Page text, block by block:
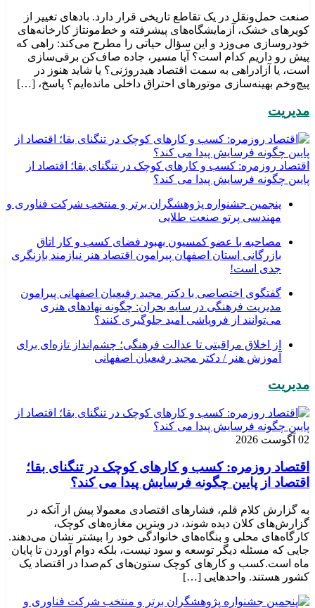
صنعت حمل‌ونقل در یک تقاطع تاریخی قرار دارد. بادهای تغییر از
کویرهای خشک، آزمایشگاه‌های پیشرفته و خط‌مونتاژ کارخانه‌های
خودروسازی می‌وزد و این سؤال حیاتی را مطرح می‌کند: راهی که
پیش رو داریم کدام است؟ آیا مسیر، جاده صاف‌کن برقی‌سازی
است، یا آزادراهی به سمت اقتصاد هیدروژنی؟ یا شاید هنوز در
پیچ‌وخم بهینه‌سازی موتورهای احتراق داخلی مانده‌ایم؟ پاسخ، […]
مدیریت
اقتصاد روزمره: کسب‌ و کارهای کوچک در تنگنای بقا؛ اقتصاد از
پایین چگونه فرسایش پیدا می کند؟
پنجمین جشنواره پژوهشگران برتر و منتخب شرکت فناوری و
مهندسی پرتو صنعت طلایی
مصاحبه با عضو کمسیون بهبود فضای کسب و کار اتاق
بازرگانی استان اصفهان پیرامون اقتصاد هنر نیازمند بازنگری
جدی است!
گفتگوی اختصاصی با دکتر مجید رفیعیان اصفهانی پیرامون
مدیریت فرهنگی در سایه بحران: چگونه نهادهای هنری
می‌توانند از فروپاشی امید جلوگیری کنند؟
از اخلاق مراقبتی تا عدالت فرهنگی؛ چشم‌انداز تازه‌ای برای
آموزش هنر / دکتر مجید رفیعیان اصفهانی
مدیریت
02 آگوست 2026
اقتصاد روزمره: کسب‌ و کارهای کوچک در تنگنای بقا؛
اقتصاد از پایین چگونه فرسایش پیدا می کند؟
به گزارش کلام قلم، فشارهای اقتصادی معمولا پیش از آنکه در
گزارش‌های کلان دیده شوند، در ویترین مغازه‌های کوچک،
کارگاه‌های محلی و بنگاه‌های خانوادگی خود را بیشتر نشان می‌دهند.
جایی که مسئله دیگر توسعه و سود نیست، بلکه دوام آوردن تا پایان
ماه است.کسب‌ و کارهای کوچک ستون‌های کم‌صدا در اقتصاد یک
کشور هستند. واحدهایی […]